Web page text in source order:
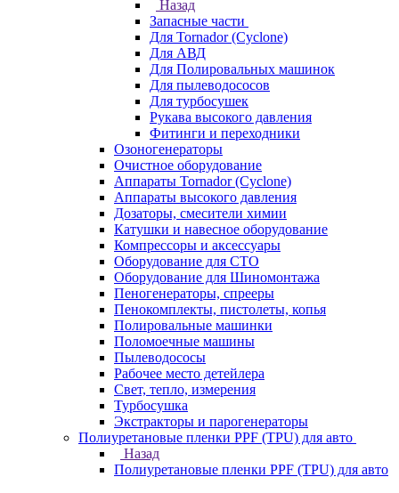
Назад
Запасные части
Для Tornador (Cyclone)
Для АВД
Для Полировальных машинок
Для пылеводососов
Для турбосушек
Рукава высокого давления
Фитинги и переходники
Озоногенераторы
Очистное оборудование
Аппараты Tornador (Cyclone)
Аппараты высокого давления
Дозаторы, смесители химии
Катушки и навесное оборудование
Компрессоры и аксессуары
Оборудование для СТО
Оборудование для Шиномонтажа
Пеногенераторы, спрееры
Пенокомплекты, пистолеты, копья
Полировальные машинки
Поломоечные машины
Пылеводососы
Рабочее место детейлера
Свет, тепло, измерения
Турбосушка
Экстракторы и парогенераторы
Полиуретановые пленки PPF (TPU) для авто
Назад
Полиуретановые пленки PPF (TPU) для авто